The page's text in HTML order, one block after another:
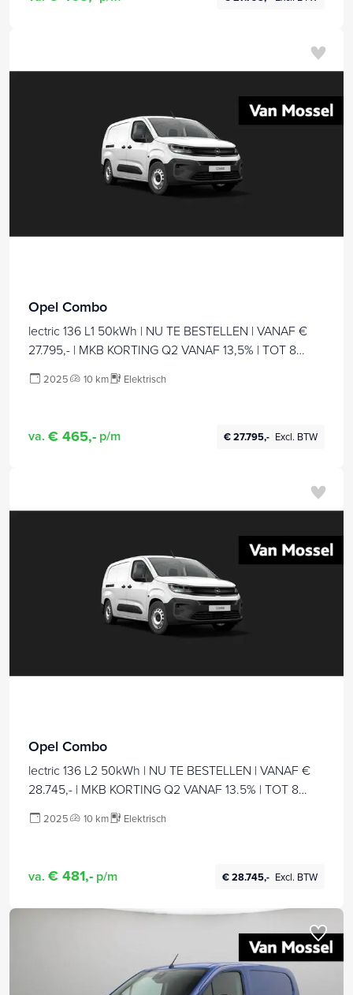
Opel Combo
lectric 136 L1 50kWh | NU TE BESTELLEN | VANAF €
27.795,- | MKB KORTING Q2 VANAF 13,5% | TOT 8
2025 10 km Elektrisch
va. € 465,- p/m € 27.795,- Excl. BTW
Opel Combo
lectric 136 L2 50kWh | NU TE BESTELLEN | VANAF €
28.745,- | MKB KORTING Q2 VANAF 13.5% | TOT 8
2025 10 km Elektrisch
va. € 481,- p/m € 28.745,- Excl. BTW